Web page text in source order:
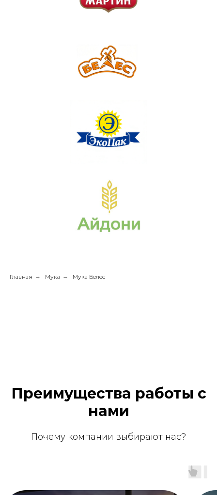
Главная → Мука → Мука Белес
Преимущества работы с
нами
Почему компании выбирают нас?